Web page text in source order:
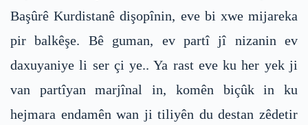
Başûrê Kurdistanê dişopînin, eve bi xwe mijareka
pir balkêşe. Bê guman, ev partî jî nizanin ev
daxuyaniye li ser çi ye.. Ya rast eve ku her yek ji
van partîyan marjînal in, komên biçûk in ku
hejmara endamên wan ji tiliyên du destan zêdetir